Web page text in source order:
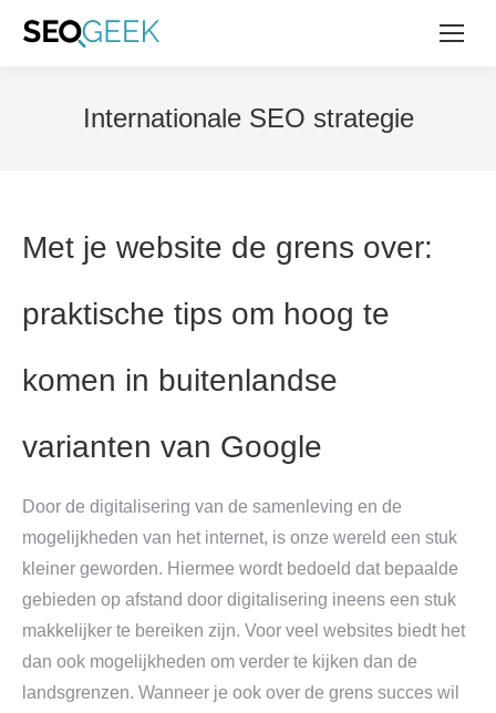
Internationale SEO strategie
Met je website de grens over:
praktische tips om hoog te
komen in buitenlandse
varianten van Google
Door de digitalisering van de samenleving en de
mogelijkheden van het internet, is onze wereld een stuk
kleiner geworden. Hiermee wordt bedoeld dat bepaalde
gebieden op afstand door digitalisering ineens een stuk
makkelijker te bereiken zijn. Voor veel websites biedt het
dan ook mogelijkheden om verder te kijken dan de
landsgrenzen. Wanneer je ook over de grens succes wil